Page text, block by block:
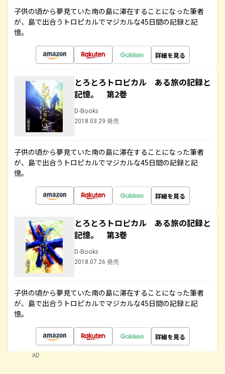
子供の頃から夢見ていた南の島に滞在することになった筆者
が、島で出合うトロピカルでマジカルな45日間の記録と記
憶。
詳細を見る
とろとろトロピカル ある旅の記録と
記憶。 第2巻
D-Books
2018.03.29 発売
子供の頃から夢見ていた南の島に滞在することになった筆者
が、島で出合うトロピカルでマジカルな45日間の記録と記
憶。
詳細を見る
とろとろトロピカル ある旅の記録と
記憶。 第3巻
D-Books
2018.07.26 発売
子供の頃から夢見ていた南の島に滞在することになった筆者
が、島で出合うトロピカルでマジカルな45日間の記録と記
憶。
詳細を見る
AD